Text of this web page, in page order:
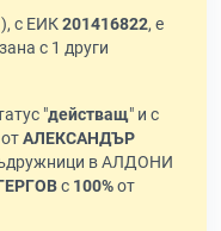
с ЕИК201416822, е
с 1 други
"действащ" и с
АЛЕКСАНДЪР
в АЛДОНИ
с 100%от